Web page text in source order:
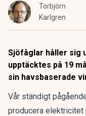
Torbjörn
Karlgren
Sjöfåglar håller sig
upptäcktes på 19
sin havsbaserade
Vår ständigt
producera elektricitet